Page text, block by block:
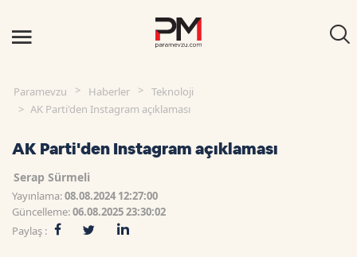
Paramevzu Haberler
Teknoloji
AK Parti'den Instagram açıklaması
AK Parti'den Instagram açıklaması
Serap Sürmeli
Yayınlama:08.08.2024 12:27:00
Güncelleme:06.08.2025 23:30:02
Paylaş :